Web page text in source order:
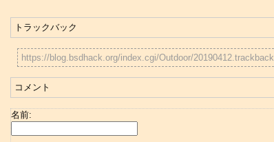
トラックバック
https://blog.bsdhack.org/index.cgi/Outdoor/20190412.trackback
コメント
名前: